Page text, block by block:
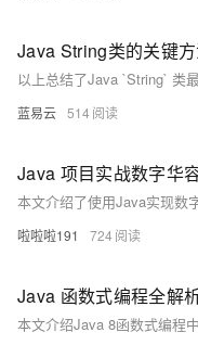
Java String类的关键
蓝易云 514
啦啦啦191 724